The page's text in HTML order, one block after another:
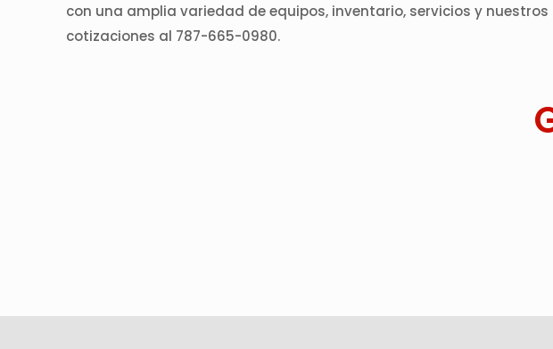
con una amplia variedad de equipos, inventario, servicios y
cotizaciones al 787-665-0980.